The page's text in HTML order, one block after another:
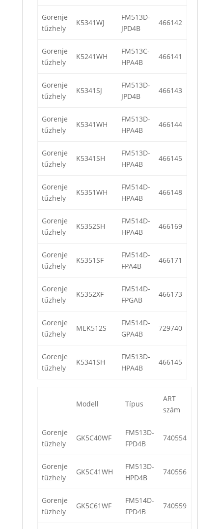
Gorenje
tűzhely
K5341WJ
FM513D-
JPD4B
466142
Gorenje
tűzhely
K5241WH
FM513C-
HPA4B
466141
Gorenje
tűzhely
K5341SJ
FM513D-
JPD4B
466143
Gorenje
tűzhely
K5341WH
FM513D-
HPA4B
466144
Gorenje
tűzhely
K5341SH
FM513D-
HPA4B
466145
Gorenje
tűzhely
K5351WH
FM514D-
HPA4B
466148
Gorenje
tűzhely
K5352SH
FM514D-
HPA4B
466169
Gorenje
tűzhely
K5351SF
FM514D-
FPA4B
466171
Gorenje
tűzhely
K5352XF
FM514D-
FPGAB
466173
Gorenje
tűzhely
MEK512S
FM514D-
GPA4B
729740
Gorenje
tűzhely
K5341SH
FM513D-
HPA4B
466145
Modell Típus
ART
szám
Gorenje
tűzhely
GK5C40WF
FM513D-
FPD4B
740554
Gorenje
tűzhely
GK5C41WH
FM513D-
HPD4B
740556
Gorenje
tűzhely
GK5C61WF
FM514D-
FPD4B
740559